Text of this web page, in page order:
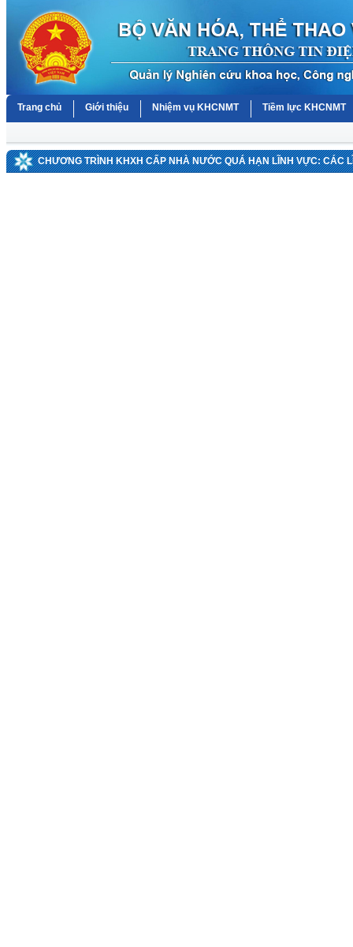
Trang chủ Giới thiệu Nhiệm vụ KHCNMT Tiềm lực KHCNMT
CHƯƠNG TRÌNH KHXH CẤP NHÀ NƯỚC QUÁ HẠN LĨNH VỰC: CÁC